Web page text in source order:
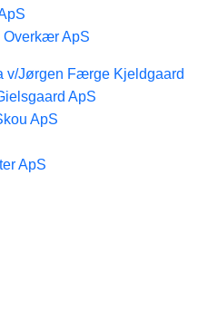
Overkær ApS
v/Jørgen Færge Kjeldgaard
ApS
ApS
ApS